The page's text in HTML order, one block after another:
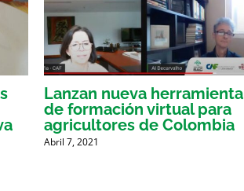
Lanzan nueva herramienta
de formación virtual para
agricultores de Colombia
Abril 7, 2021